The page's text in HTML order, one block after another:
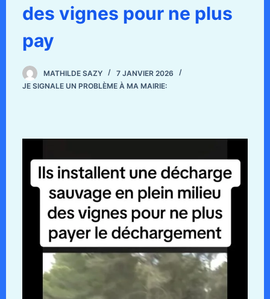
des vignes pour ne plus
pay
MATHILDE SAZY
7 JANVIER 2026
JE SIGNALE UN PROBLÈME À MA MAIRIE: